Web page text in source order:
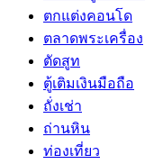
ตกแต่งคอนโด
ตลาดพระเครื่อง
ตัดสูท
ตู้เติมเงินมือถือ
ถั่งเช่า
ถ่านหิน
ท่องเที่ยว